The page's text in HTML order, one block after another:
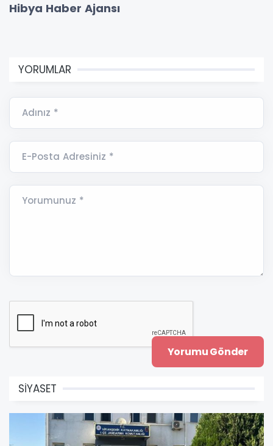
Hibya Haber Ajansı
YORUMLAR
Adınız *
E-Posta Adresiniz *
Yorumunuz *
SİYASET